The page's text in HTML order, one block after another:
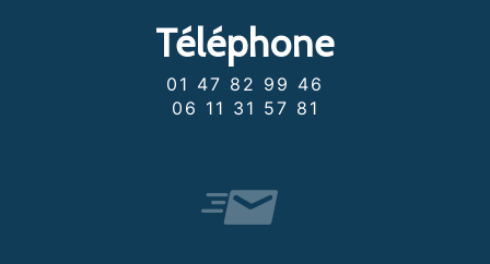
Téléphone
01 47 82 99 46
06 11 31 57 81